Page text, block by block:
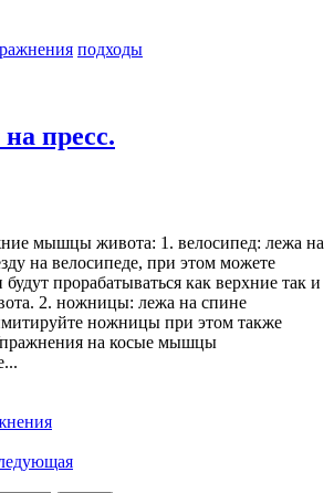
подходы
пресс.
мышцы живота: 1. велосипед: лежа на
на велосипеде, при этом можете
прорабатываться как верхние так и
2. ножницы: лежа на спине
ножницы при этом также
на косые мышцы